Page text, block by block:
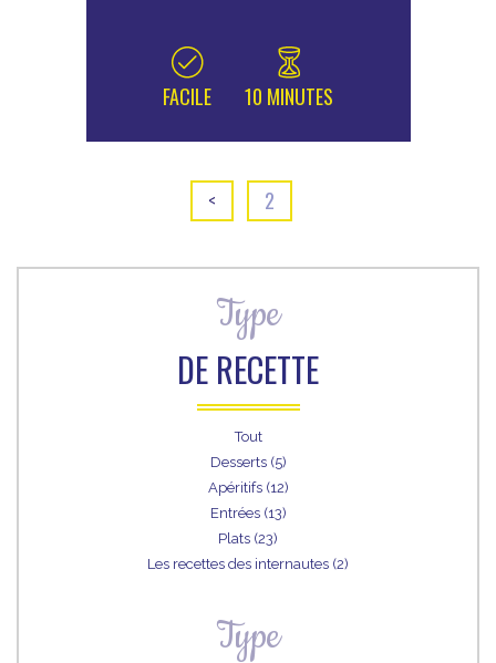
FACILE 10 MINUTES
< 2
Type
DE RECETTE
Tout
Desserts (5)
Apéritifs (12)
Entrées (13)
Plats (23)
Les recettes des internautes (2)
Type